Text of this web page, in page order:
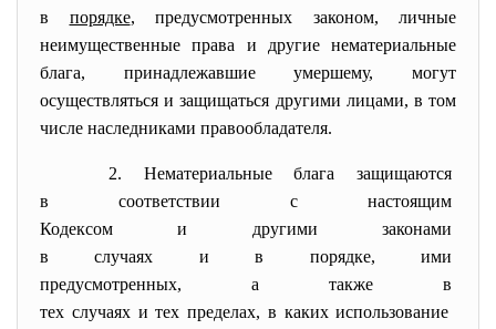
в порядке, предусмотренных законом, личные
неимущественные права и другие нематериальные
блага, принадлежавшие умершему, могут
осуществляться и защищаться другими лицами, в том
числе наследниками правообладателя.
2. Нематериальные блага защищаются
в соответствии с настоящим
Кодексом и другими законами
в случаях и в порядке, ими
предусмотренных, а также в
тех случаях и тех пределах, в каких использование